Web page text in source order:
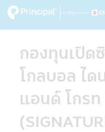
Skip
to
main
กองทุนเปิด
โกลบอล ไ
แอนด์ โกรท